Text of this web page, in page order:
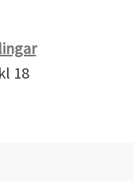
18